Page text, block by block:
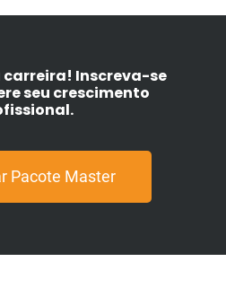
carreira! Inscreva-se
seu crescimento
Pacote Master